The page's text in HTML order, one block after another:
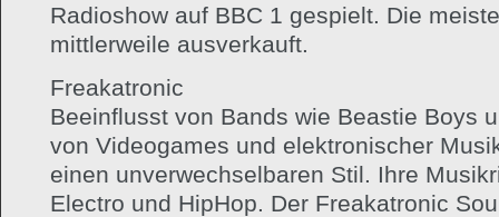
Radioshow auf BBC 1 gespielt. Die
mittlerweile ausverkauft.
Freakatronic
Beeinflusst von Bands wie Beastie Boys
von Videogames und elektronischer
einen unverwechselbaren Stil. Ihre
Electro und HipHop. Der Freakatronic